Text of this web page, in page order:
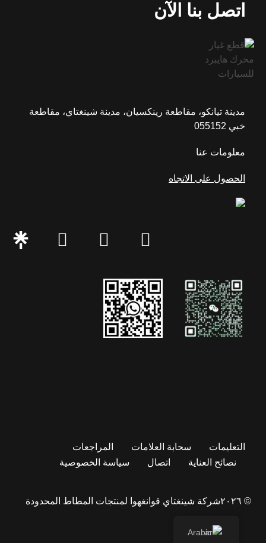
اتصل بنا الآن
مدينة تيانكو، مقاطعة رينكسيان، مدينة شينغتاي، مقاطعة
خبي 055152
معلومات عنا
الحصول على الاتجاه
التعليمات سحابة العلامات
المراجعات
نصائح العناية
اتصال سياسة الخصوصية
© ٢٠٢٦ شركة شينغتاي قوانغهوا لمنتجات المطاط المحدودة
Arabic